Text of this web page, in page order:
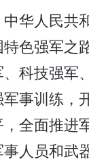
华人民共
色强军之
科技强军
事训练，
全面推进
人员和武